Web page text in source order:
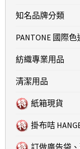
知名品牌分類
PANTONE 國際色
紡織專業用品
清潔用品
紙箱現貨
掛布咭
訂做廣告袋